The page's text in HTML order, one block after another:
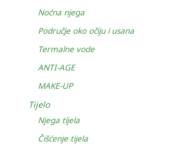
Noćna njega
Područje oko očiju i usana
Termalne vode
ANTI-AGE
MAKE-UP
Tijelo
Njega tijela
Čišćenje tijela